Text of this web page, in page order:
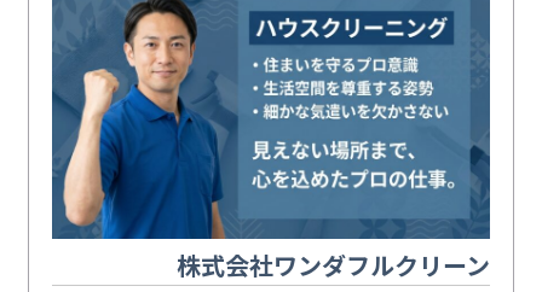
株式会社ワンダフルクリーン